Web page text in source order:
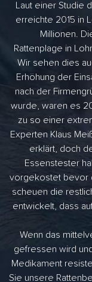
Laut einer Studie
erreichte 2015 in
Millionen.
Rattenplage in
Wir sehen dies
Erhöhung der
nach der
wurde, waren es
zu so einer
Experten Klaus
erklärt, doch
Essenstester
vorgekostet bevor
scheuen die
entwickelt, dass
Wenn das
gefressen wird
Medikament
Sie unsere